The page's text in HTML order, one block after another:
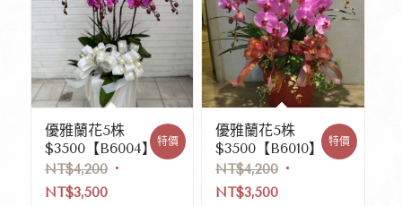
優雅蘭花5株
$3500【B6004】
NT$4,200
NT$3,500
特價
優雅蘭花5株
$3500【B6010】
NT$4,200
NT$3,500
特價